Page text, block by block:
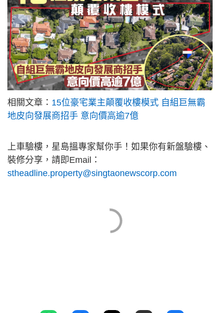
相關文章： 15位豪宅業主顛覆收樓模式 自組巨無霸
地皮向發展商招手 意向價高逾7億
上車驗樓，星島搵專家幫你手！如果你有新盤驗樓、
裝修分享，請即Email：
stheadline.property@singtaonewscorp.com